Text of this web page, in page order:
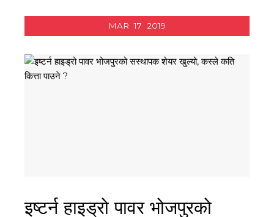
MAR 17 2019
इष्टर्न हाइड्रो पावर भोजपुरको